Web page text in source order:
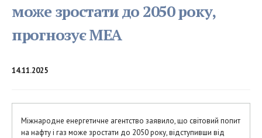
може зростати до 2050 року,
прогнозує МЕА
14.11.2025
Міжнародне енергетичне агентство заявило, що світовий попит
на нафту і газ може зростати до 2050 року, відступивши від